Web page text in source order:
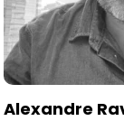
Alexandre